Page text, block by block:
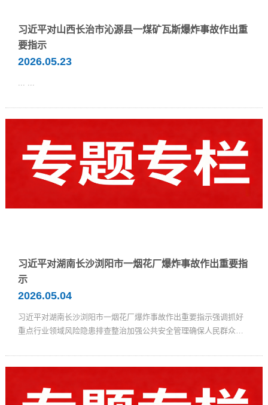
习近平对山西长治市沁源县一煤矿瓦斯爆炸事故作出重
要指示
2026.05.23
... ...
习近平对湖南长沙浏阳市一烟花厂爆炸事故作出重要指
示
2026.05.04
习近平对湖南长沙浏阳市一烟花厂爆炸事故作出重要指示强调抓好
重点行业领域风险隐患排查整治加强公共安全管理确保人民群众生